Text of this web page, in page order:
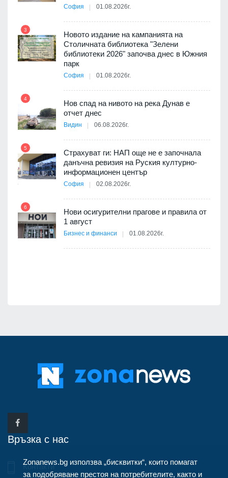
София 01.08.2026г.
3
Новото издание на кампанията на
Столичната библиотека "Зелени
библиотеки 2026" започва днес в Южния
парк
София 01.08.2026г.
4
Нов спад на нивото на река Дунав е
отчет днес
Видин 06.08.2026г.
5
Страхуват ги: НАП още не е започнала
данъчна ревизия на Руския културно-
информационен център
София 02.08.2026г.
6
Нови осигурителни прагове и правила от
1 август
Бизнес и финанси 01.08.2026г.
Връзка с нас
Контакти
Zonanews.bg използва „бисквитки“, които помагат
за подобряване престоя на потребителите, както и